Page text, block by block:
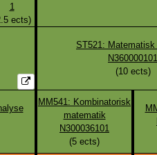
1
ects)
ST521:
N360000101
(10ects)
MM541: Kombinatorisk
matematik
N300036101
(5 ects)